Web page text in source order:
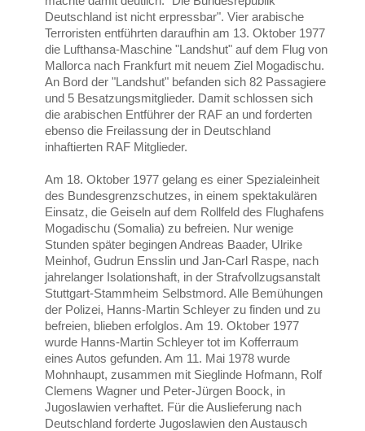
Deutschland ist nicht erpressbar". Vier arabische
Terroristen entführten daraufhin am 13. Oktober 1977
die Lufthansa-Maschine "Landshut" auf dem Flug von
Mallorca nach Frankfurt mit neuem Ziel Mogadischu.
An Bord der "Landshut" befanden sich 82 Passagiere
und 5 Besatzungsmitglieder. Damit schlossen sich
die arabischen Entführer der RAF an und forderten
ebenso die Freilassung der in Deutschland
inhaftierten RAF Mitglieder.
Am 18. Oktober 1977 gelang es einer Spezialeinheit
des Bundesgrenzschutzes, in einem spektakulären
Einsatz, die Geiseln auf dem Rollfeld des Flughafens
Mogadischu (Somalia) zu befreien. Nur wenige
Stunden später begingen Andreas Baader, Ulrike
Meinhof, Gudrun Ensslin und Jan-Carl Raspe, nach
jahrelanger Isolationshaft, in der Strafvollzugsanstalt
Stuttgart-Stammheim Selbstmord. Alle Bemühungen
der Polizei, Hanns-Martin Schleyer zu finden und zu
befreien, blieben erfolglos. Am 19. Oktober 1977
wurde Hanns-Martin Schleyer tot im Kofferraum
eines Autos gefunden. Am 11. Mai 1978 wurde
Mohnhaupt, zusammen mit Sieglinde Hofmann, Rolf
Clemens Wagner und Peter-Jürgen Boock, in
Jugoslawien verhaftet. Für die Auslieferung nach
Deutschland forderte Jugoslawien den Austausch